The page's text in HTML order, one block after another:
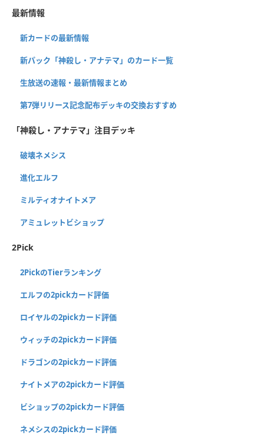
最新情報
新カードの最新情報
新パック「神殺し・アナテマ」のカード一覧
生放送の速報・最新情報まとめ
第7弾リリース記念配布デッキの交換おすすめ
「神殺し・アナテマ」注目デッキ
破壊ネメシス
進化エルフ
ミルティオナイトメア
アミュレットビショップ
2Pick
2PickのTierランキング
エルフの2pickカード評価
ロイヤルの2pickカード評価
ウィッチの2pickカード評価
ドラゴンの2pickカード評価
ナイトメアの2pickカード評価
ビショップの2pickカード評価
ネメシスの2pickカード評価